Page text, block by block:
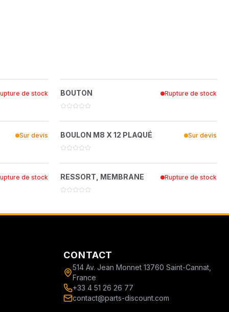
de stock BOUTON Rupture de stock
Sur devis
?
BOULON M8 X 12 PLAQUÉ
15899040
BOULON M8 X 12 PLAQUÉ Sur devis
de stock
?
15896137
RESSORT, MEMBRANE Rupture de stock
CONTACT
514 Av. Jean Monnet 13760 Saint-Cannat,
France
+33 4 51 26 26 77
contact@parts-discount.com